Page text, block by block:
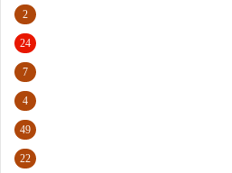
2
24
7
4
49
22